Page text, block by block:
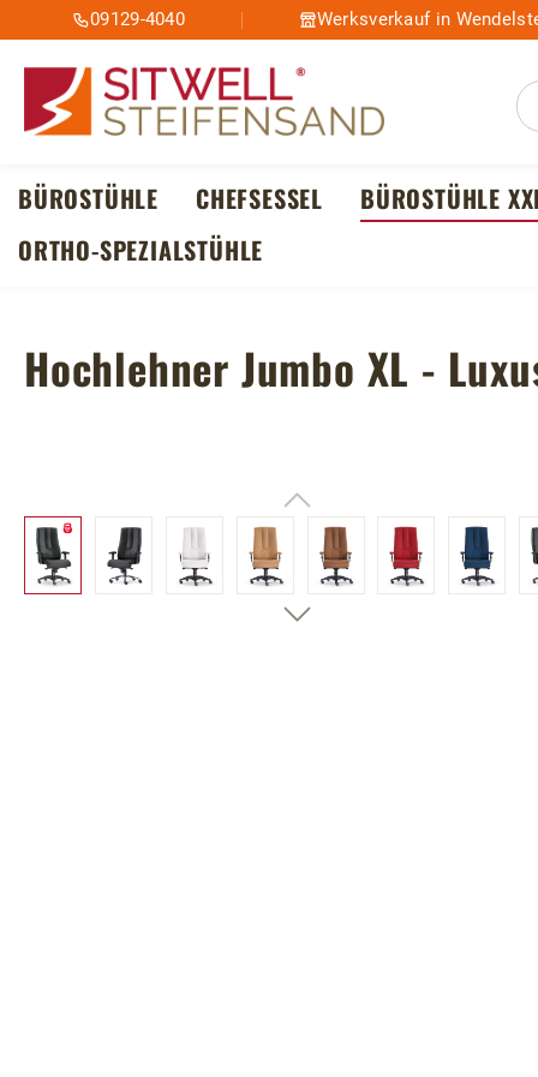
Hauptinhalt springen
Zur Suche springen
Zur Hauptnavigation springen
09129-4040 Werksverkauf in
BÜROSTÜHLE CHEFSESSEL BÜROSTÜHLE
ORTHO-SPEZIALSTÜHLE
Hochlehner Jumbo XL -
Bildergalerie überspringen